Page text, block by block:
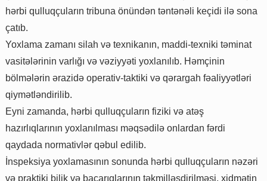
hərbi qulluqçuların tribuna önündən təntənəli keçidi ilə sona
çatıb.
Yoxlama zamanı silah və texnikanın, maddi-texniki təminat
vasitələrinin varlığı və vəziyyəti yoxlanılıb. Həmçinin
bölmələrin ərazidə operativ-taktiki və qərargah fəaliyyətləri
qiymətləndirilib.
Eyni zamanda, hərbi qulluqçuların fiziki və atəş
hazırlıqlarının yoxlanılması məqsədilə onlardan fərdi
qaydada normativlər qəbul edilib.
İnspeksiya yoxlamasının sonunda hərbi qulluqçuların nəzəri
və praktiki bilik və bacarıqlarının təkmilləşdirilməsi, xidmətin